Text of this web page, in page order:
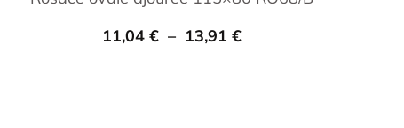
11,04€ – 13,91€